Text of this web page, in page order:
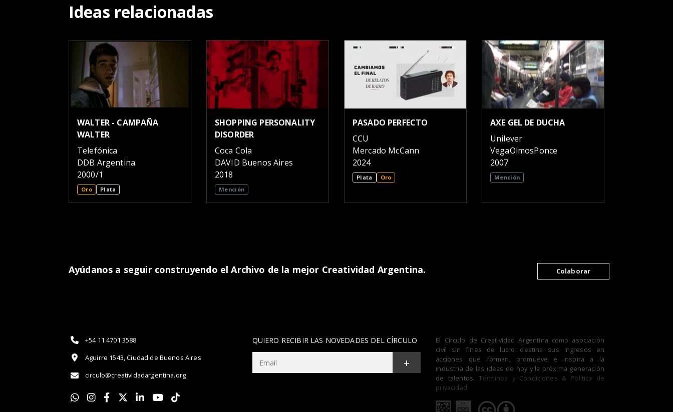
Ideas relacionadas
WALTER - CAMPAÑA
WALTER
Telefónica
DDB Argentina
2000/1
Oro Plata
SHOPPING PERSONALITY
DISORDER
Coca Cola
DAVID Buenos Aires
2018
Mención
PASADO PERFECTO
CCU
Mercado McCann
2024
Plata Oro
AXE GEL DE DUCHA
Unilever
VegaOlmosPonce
2007
Mención
Ayúdanos a seguir construyendo el Archivo de la mejor Creatividad Argentina. Colaborar
+54 11 4701 3588
Aguirre 1543, Ciudad de Buenos Aires
circulo@creatividadargentina.org
QUIERO RECIBIR LAS NOVEDADES DEL CÍRCULO
+
El Círculo de Creatividad Argentina como asociación
civil sin fines de lucro destina sus ingresos en
acciones que forman, promueve e inspira a la
industria de las ideas de hoy y la próxima generación
de talentos.Términos y Condiciones & Política de
privacidad.